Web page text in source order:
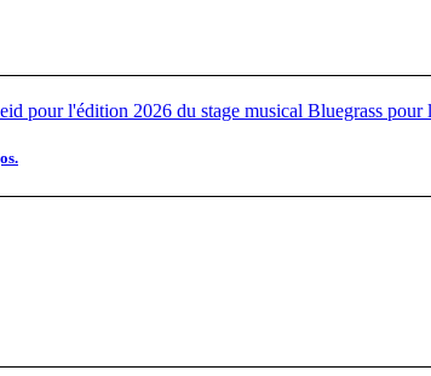
pour l'édition 2026 du stage musical Bluegrass pour